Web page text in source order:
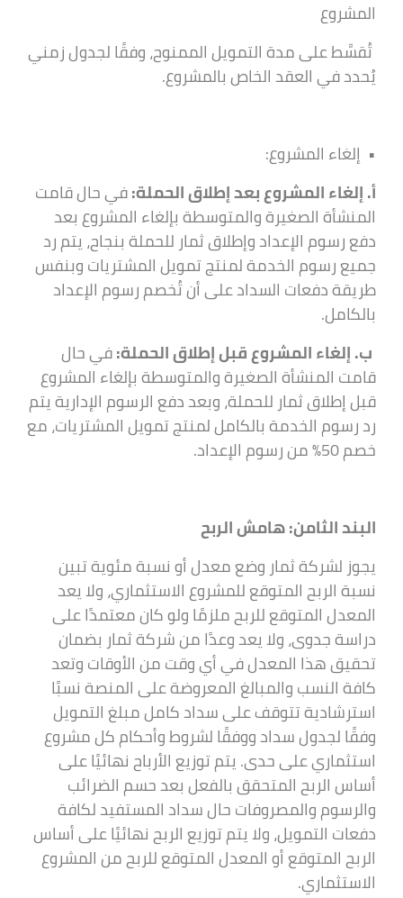
المشروع
تُقسَّط على مدة التمويل الممنوح، وفقًا لجدول زمني
يُحدد في العقد الخاص بالمشروع.
• إلغاء المشروع:
أ. إلغاء المشروع بعد إطلاق الحملة:في حال قامت
المنشأة الصغيرة والمتوسطة بإلغاء المشروع بعد
دفع رسوم الإعداد وإطلاق ثمار للحملة بنجاح، يتم رد
جميع رسوم الخدمة لمنتج تمويل المشتريات وبنفس
طريقة دفعات السداد على أن تُخصم رسوم الإعداد
بالكامل.
ب. إلغاء المشروع قبل إطلاق الحملة:في حال
قامت المنشأة الصغيرة والمتوسطة بإلغاء المشروع
قبل إطلاق ثمار للحملة، وبعد دفع الرسوم الإدارية يتم
رد رسوم الخدمة بالكامل لمنتج تمويل المشتريات، مع
خصم 50% من رسوم الإعداد.
البند الثامن: هامش الربح
يجوز لشركة ثمار وضع معدل أو نسبة مئوية تبين
نسبة الربح المتوقع للمشروع الاستثماري، ولا يعد
المعدل المتوقع للربح ملزمًا ولو كان معتمدًا على
دراسة جدوى، ولا يعد وعدًا من شركة ثمار بضمان
تحقيق هذا المعدل في أي وقت من الأوقات وتعد
كافة النسب والمبالغ المعروضة على المنصة نسبًا
استرشادية تتوقف على سداد كامل مبلغ التمويل
وفقًا لجدول سداد ووفقًا لشروط وأحكام كل مشروع
استثماري على حدى. يتم توزيع الأرباح نهائيًا على
أساس الربح المتحقق بالفعل بعد حسم الضرائب
والرسوم والمصروفات حال سداد المستفيد لكافة
دفعات التمويل، ولا يتم توزيع الربح نهائيًا على أساس
الربح المتوقع أو المعدل المتوقع للربح من المشروع
الاستثماري.